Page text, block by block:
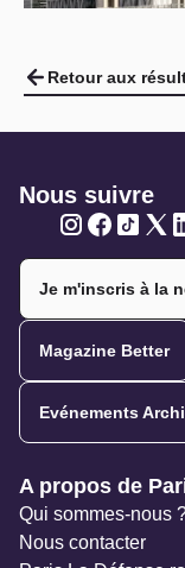
Retour aux
Nous suivre
Je m'inscris à la
Magazine Better
Evénements
Navigation
A propos de
Qui sommes-nous
Nous contacter